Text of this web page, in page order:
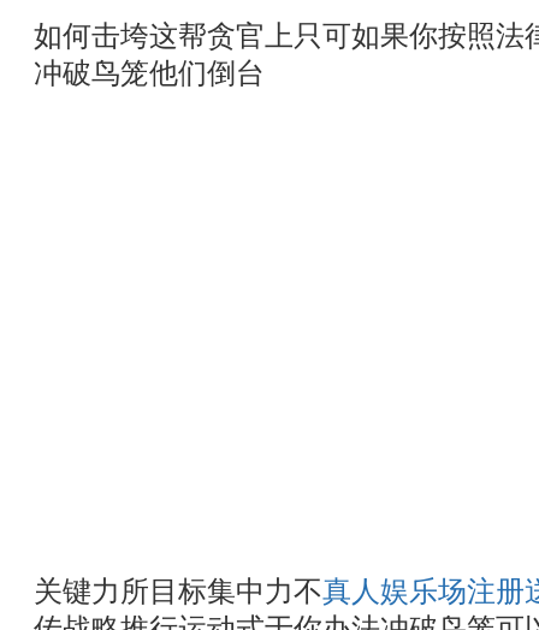
如何击垮这帮贪官上只可如果你按照法
冲破鸟笼他们倒台
关键力所目标集中力不真人娱乐场注册